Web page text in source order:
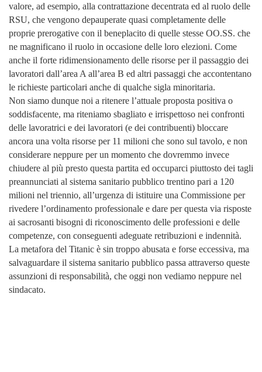
valore, ad esempio, alla contrattazione decentrata ed al ruolo delle
RSU, che vengono depauperate quasi completamente delle
proprie prerogative con il beneplacito di quelle stesse OO.SS. che
ne magnificano il ruolo in occasione delle loro elezioni. Come
anche il forte ridimensionamento delle risorse per il passaggio dei
lavoratori dall’area A all’area B ed altri passaggi che accontentano
le richieste particolari anche di qualche sigla minoritaria.
Non siamo dunque noi a ritenere l’attuale proposta positiva o
soddisfacente, ma riteniamo sbagliato e irrispettoso nei confronti
delle lavoratrici e dei lavoratori (e dei contribuenti) bloccare
ancora una volta risorse per 11 milioni che sono sul tavolo, e non
considerare neppure per un momento che dovremmo invece
chiudere al più presto questa partita ed occuparci piuttosto dei tagli
preannunciati al sistema sanitario pubblico trentino pari a 120
milioni nel triennio, all’urgenza di istituire una Commissione per
rivedere l’ordinamento professionale e dare per questa via risposte
ai sacrosanti bisogni di riconoscimento delle professioni e delle
competenze, con conseguenti adeguate retribuzioni e indennità.
La metafora del Titanic è sin troppo abusata e forse eccessiva, ma
salvaguardare il sistema sanitario pubblico passa attraverso queste
assunzioni di responsabilità, che oggi non vediamo neppure nel
sindacato.